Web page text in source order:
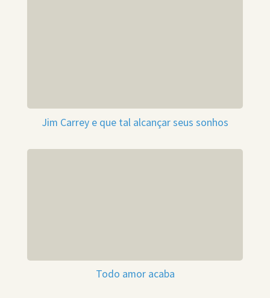
Jim Carrey e que tal alcançar seus sonhos
Todo amor acaba